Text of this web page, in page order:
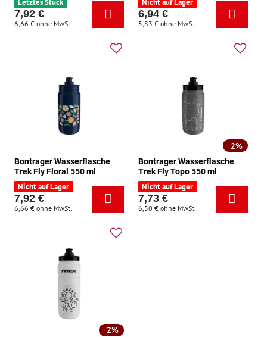
Letztes Stück
7,92 €
6,66 € ohne MwSt.
Nicht auf Lager
6,94 €
5,83 € ohne MwSt.
Bontrager Wasserflasche
Trek Fly Floral 550 ml
Nicht auf Lager
7,92 €
6,66 € ohne MwSt.
2%
Bontrager Wasserflasche
Trek Fly Topo 550 ml
Nicht auf Lager
7,73 €
6,50 € ohne MwSt.
2%